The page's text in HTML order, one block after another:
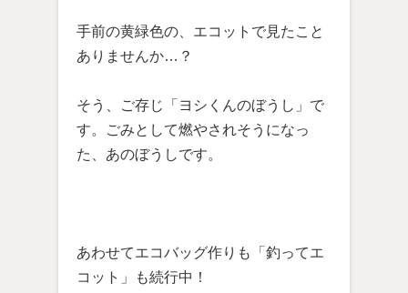
手前の黄緑色の、エコットで見たこと
ありませんか…？
そう、ご存じ「ヨシくんのぼうし」で
す。ごみとして燃やされそうになっ
た、あのぼうしです。
あわせてエコバッグ作りも「釣ってエ
コット」も続行中！